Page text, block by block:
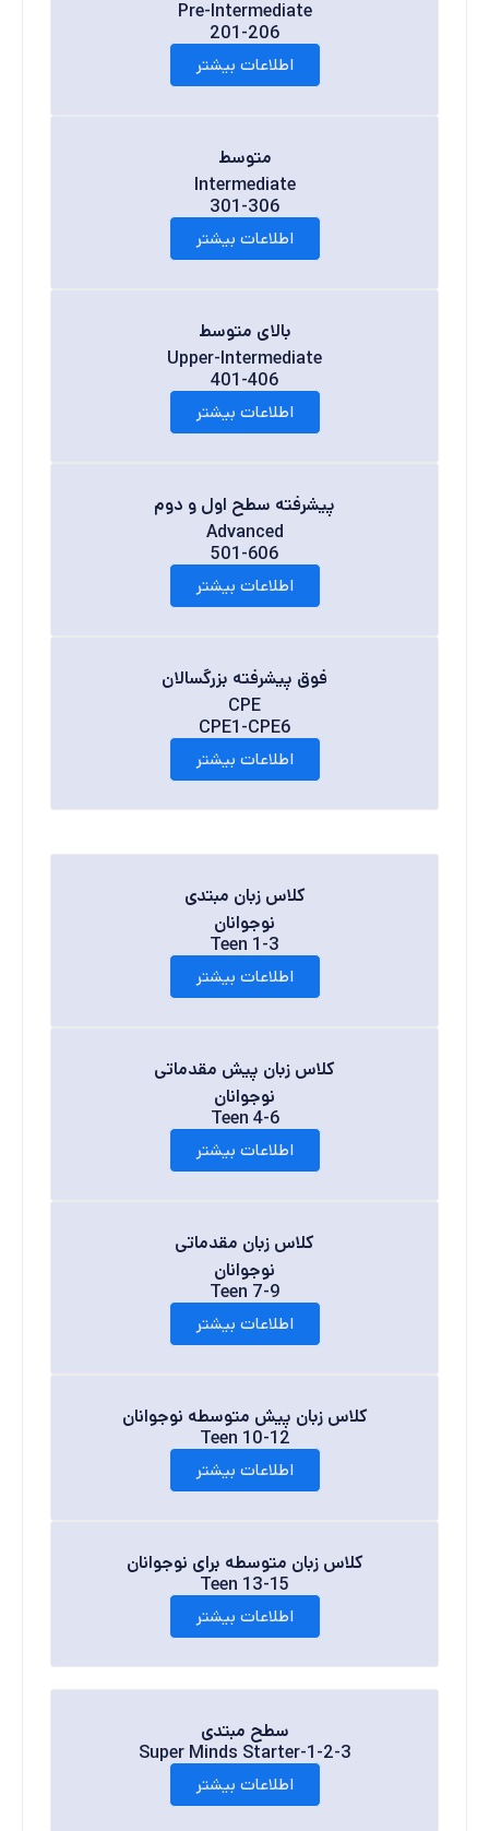
Pre-Intermediate
201-206
اطلاعات بیشتر
متوسط
Intermediate
301-306
اطلاعات بیشتر
بالای متوسط
Upper-Intermediate
401-406
اطلاعات بیشتر
پیشرفته سطح اول و دوم
Advanced
501-606
اطلاعات بیشتر
فوق پیشرفته بزرگسالان
CPE
CPE1-CPE6
اطلاعات بیشتر
کلاس زبان مبتدی
نوجوانان
Teen 1-3
اطلاعات بیشتر
کلاس زبان پیش مقدماتی
نوجوانان
Teen 4-6
اطلاعات بیشتر
کلاس زبان مقدماتی
نوجوانان
Teen 7-9
اطلاعات بیشتر
کلاس زبان پیش متوسطه نوجوانان
Teen 10-12
اطلاعات بیشتر
کلاس زبان متوسطه برای نوجوانان
Teen 13-15
اطلاعات بیشتر
سطح مبتدی
Super Minds Starter-1-2-3
اطلاعات بیشتر